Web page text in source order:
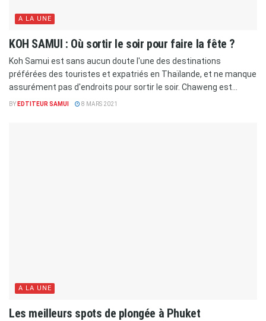
A LA UNE
KOH SAMUI : Où sortir le soir pour faire la fête ?
Koh Samui est sans aucun doute l'une des destinations
préférées des touristes et expatriés en Thaïlande, et ne manque
assurément pas d'endroits pour sortir le soir. Chaweng est...
BY EDTITEUR SAMUI 8 MARS 2021
A LA UNE
Les meilleurs spots de plongée à Phuket